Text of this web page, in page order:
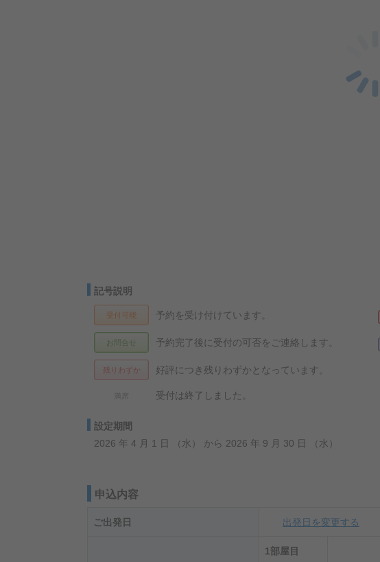
記号説明
受付可能 予約を受け付けています。
お問合せ 予約完了後に受付の可否をご連絡します。
残りわずか 好評につき残りわずかとなっています。
受付は終了しました。
設定期間
2026 年 4 月 1 日 （水） から 2026 年 9 月 30 日 （水）
申込内容
ご出発日 出発日を変更する
1部屋目